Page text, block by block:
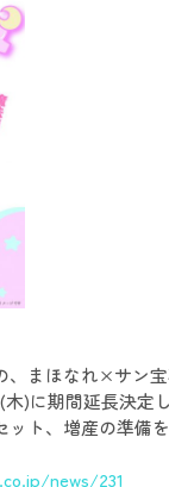
、まほなれ×サン宝
)に期間延長決定
ト、増産の準備
news/231